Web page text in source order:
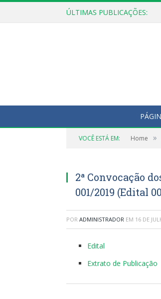
ÚLTIMAS PUBLICAÇÕES:
VOCÊ ESTÁ EM: Home »
2ª Convocação
001/2019 (Edital
POR ADMINISTRADOR EM 16 DE
Edital
Extrato de Publicação